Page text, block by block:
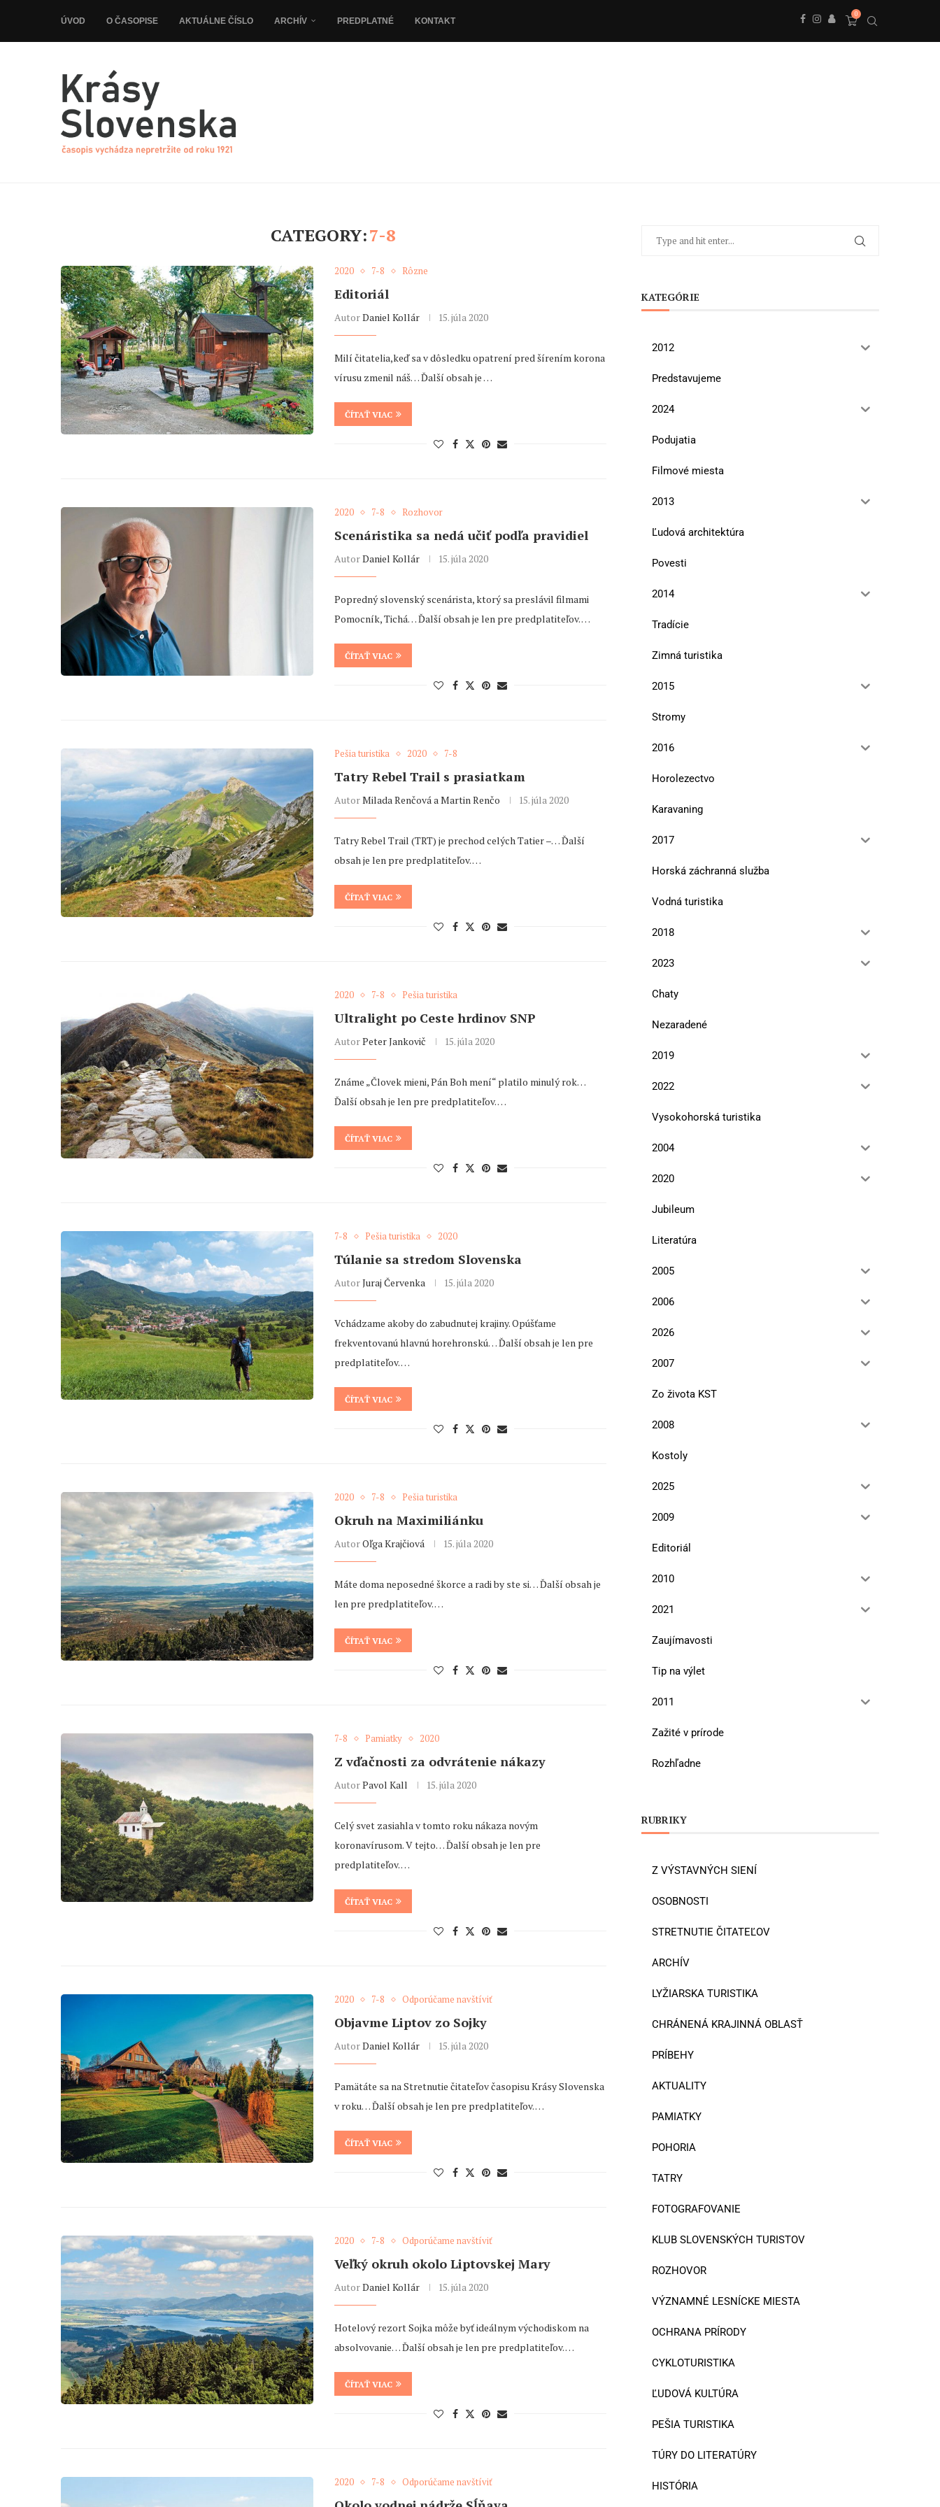
ÚVOD O ČASOPISE AKTUÁLNE ČÍSLO ARCHÍV PREDPLATNÉ KONTAKT
0
CATEGORY:7-8
2020 7-8 Rôzne
Editoriál
AutorDaniel Kollár 15. júla 2020
Milí čitatelia,keď sa v dôsledku opatrení pred šírením korona
vírusu zmenil náš… Ďalší obsah je …
ČÍTAŤ VIAC
2020 7-8 Rozhovor
Scenáristika sa nedá učiť podľa pravidiel
AutorDaniel Kollár 15. júla 2020
Popredný slovenský scenárista, ktorý sa preslávil filmami
Pomocník, Tichá… Ďalší obsah je len pre predplatiteľov. …
ČÍTAŤ VIAC
Pešia turistika 2020 7-8
Tatry Rebel Trail s prasiatkam
AutorMilada Renčová a Martin Renčo 15. júla 2020
Tatry Rebel Trail (TRT) je prechod celých Tatier –… Ďalší
obsah je len pre predplatiteľov. …
ČÍTAŤ VIAC
2020 7-8 Pešia turistika
Ultralight po Ceste hrdinov SNP
AutorPeter Jankovič 15. júla 2020
Známe „Človek mieni, Pán Boh mení“ platilo minulý rok…
Ďalší obsah je len pre predplatiteľov. …
ČÍTAŤ VIAC
7-8 Pešia turistika 2020
Túlanie sa stredom Slovenska
AutorJuraj Červenka 15. júla 2020
Vchádzame akoby do zabudnutej krajiny. Opúšťame
frekventovanú hlavnú horehronskú… Ďalší obsah je len pre
predplatiteľov. …
ČÍTAŤ VIAC
2020 7-8 Pešia turistika
Okruh na Maximiliánku
AutorOľga Krajčiová 15. júla 2020
Máte doma neposedné škorce a radi by ste si… Ďalší obsah je
len pre predplatiteľov. …
ČÍTAŤ VIAC
7-8 Pamiatky 2020
Z vďačnosti za odvrátenie nákazy
AutorPavol Kall 15. júla 2020
Celý svet zasiahla v tomto roku nákaza novým
koronavírusom. V tejto… Ďalší obsah je len pre
predplatiteľov. …
ČÍTAŤ VIAC
2020 7-8 Odporúčame navštíviť
Objavme Liptov zo Sojky
AutorDaniel Kollár 15. júla 2020
Pamätáte sa na Stretnutie čitateľov časopisu Krásy Slovenska
v roku… Ďalší obsah je len pre predplatiteľov. …
ČÍTAŤ VIAC
2020 7-8 Odporúčame navštíviť
Veľký okruh okolo Liptovskej Mary
AutorDaniel Kollár 15. júla 2020
Hotelový rezort Sojka môže byť ideálnym východiskom na
absolvovanie… Ďalší obsah je len pre predplatiteľov. …
ČÍTAŤ VIAC
2020 7-8 Odporúčame navštíviť
KATEGÓRIE
2012
Predstavujeme
2024
Podujatia
Filmové miesta
2013
Ľudová architektúra
Povesti
2014
Tradície
Zimná turistika
2015
Stromy
2016
Horolezectvo
Karavaning
2017
Horská záchranná služba
Vodná turistika
2018
2023
Chaty
Nezaradené
2019
2022
Vysokohorská turistika
2004
2020
Jubileum
Literatúra
2005
2006
2026
2007
Zo života KST
2008
Kostoly
2025
2009
Editoriál
2010
2021
Zaujímavosti
Tip na výlet
2011
Zažité v prírode
Rozhľadne
RUBRIKY
Z VÝSTAVNÝCH SIENÍ
OSOBNOSTI
STRETNUTIE ČITATEĽOV
ARCHÍV
LYŽIARSKA TURISTIKA
CHRÁNENÁ KRAJINNÁ OBLASŤ
PRÍBEHY
AKTUALITY
PAMIATKY
POHORIA
TATRY
FOTOGRAFOVANIE
KLUB SLOVENSKÝCH TURISTOV
ROZHOVOR
VÝZNAMNÉ LESNÍCKE MIESTA
OCHRANA PRÍRODY
CYKLOTURISTIKA
ĽUDOVÁ KULTÚRA
PEŠIA TURISTIKA
TÚRY DO LITERATÚRY
HISTÓRIA